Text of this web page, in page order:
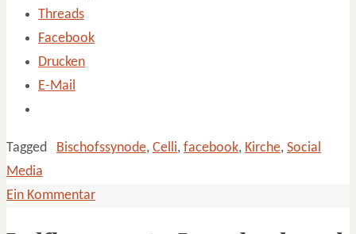
Threads
Facebook
Drucken
E-Mail
Tagged Bischofssynode, Celli, facebook, Kirche, Social
Media
Ein Kommentar